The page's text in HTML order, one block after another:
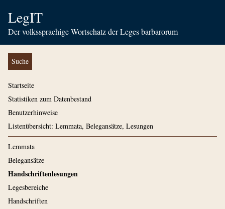
LegIT
Der volkssprachige Wortschatz der Leges barbarorum
Suche
Startseite
Statistiken zum Datenbestand
Benutzerhinweise
Listenübersicht: Lemmata, Belegansätze, Lesungen
Lemmata
Belegansätze
Handschriftenlesungen
Legesbereiche
Handschriften